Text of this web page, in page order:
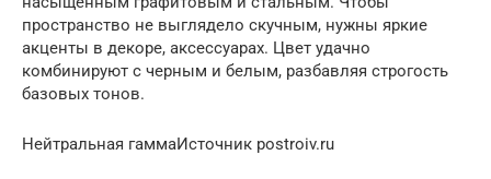
пространство не выглядело скучным, нужны яркие
акценты в декоре, аксессуарах. Цвет удачно
комбинируют с черным и белым, разбавляя строгость
базовых тонов.
Нейтральная гаммаИсточник postroiv.ru